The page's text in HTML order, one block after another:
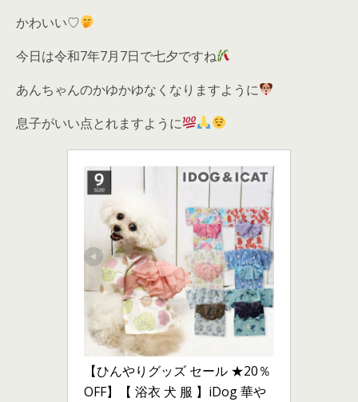
かわいい♡
今日は令和7年7月7日で七夕ですね
あんちゃんのかゆかゆなくなりますように
息子がいい点とれますように
【ひんやりグッズ セール ★20％
OFF】【 浴衣 犬 服 】iDog 華や